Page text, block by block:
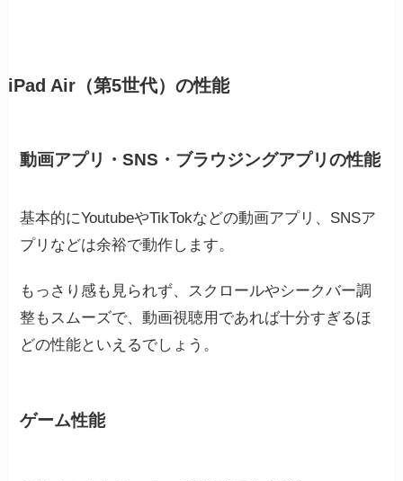
iPad Air（第5世代）の性能
動画アプリ・SNS・ブラウジングアプリの性能
基本的にYoutubeやTikTokなどの動画アプリ、SNSア
プリなどは余裕で動作します。
もっさり感も見られず、スクロールやシークバー調
整もスムーズで、動画視聴用であれば十分すぎるほ
どの性能といえるでしょう。
ゲーム性能